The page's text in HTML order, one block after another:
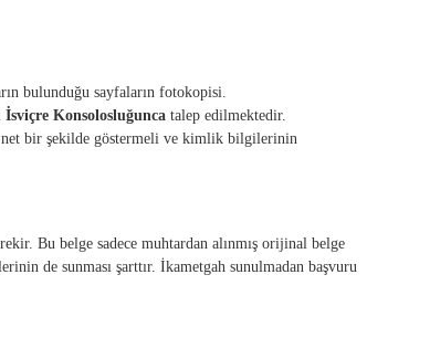
bulunduğu sayfaların fotokopisi.
İsviçreKonsolosluğuncatalep edilmektedir.
bir şekilde göstermeli ve kimlik bilgilerinin
Bu belge sadece muhtardan alınmış orijinal belge
de sunması şarttır. İkametgah sunulmadan başvuru